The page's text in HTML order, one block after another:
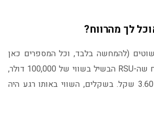
לך מהרווח?
(להמחשה בלבד, וכל המספרים כאן
ברוטו, לפני מס). נניח שה-RSU הבשיל בשווי של 100,000 דולר,
כששער הדולר היה 3.60 שקל. בשקלים, השווי באותו רגע היה